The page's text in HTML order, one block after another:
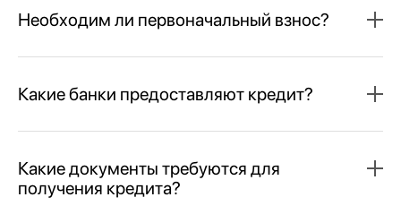
Необходим ли первоначальный взнос?
Какие банки предоставляют кредит?
Какие документы требуются для
получения кредита?